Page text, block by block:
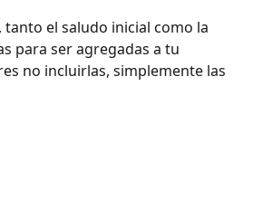
tanto el saludo inicial como la
para ser agregadas a tu
no incluirlas, simplemente las